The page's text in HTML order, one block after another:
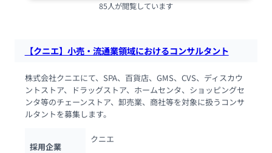
85人が閲覧しています
【クニエ】小売・流通業領域におけるコンサルタント
株式会社クニエにて、SPA、百貨店、GMS、CVS、ディスカウ
ントストア、ドラッグストア、ホームセンタ、ショッピングセ
ンタ等のチェーンストア、卸売業、商社等を対象に扱うコンサ
ルタントを募集します。
採用企業
クニエ